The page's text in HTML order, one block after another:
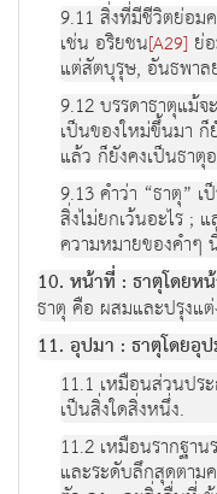
9.11 สิ่งที่มีชีวิตย่อม
เช่น อริยชน[A29] ย่
แต่สัตบุรุษ, อันธพา
9.12 บรรดาธาตุแม้
เป็นของใหม่ขึ้นมา
แล้ว ก็ยังคงเป็นธา
9.13 คำว่า “ธาตุ”
สิ่งไม่ยกเว้นอะไร ;
ความหมายของคำๆ
10. หน้าที่ : ธาตุโดยห
ธาตุ คือ ผสมและปรุงแ
11. อุปมา : ธาตุโดยอุ
11.1 เหมือนส่วนป
เป็นสิ่งใดสิ่งหนึ่ง.
11.2 เหมือนรากฐา
และระดับลึกสุดตาม